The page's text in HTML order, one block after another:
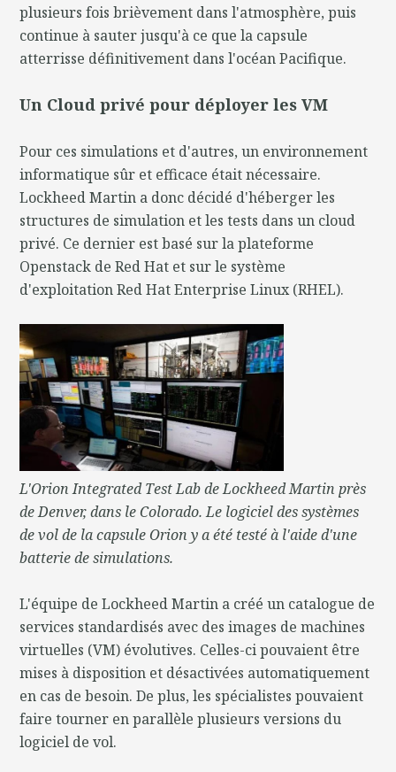
plusieurs fois brièvement dans l'atmosphère, puis
continue à sauter jusqu'à ce que la capsule
atterrisse définitivement dans l'océan Pacifique.
Un Cloud privé pour déployer les VM
Pour ces simulations et d'autres, un environnement
informatique sûr et efficace était nécessaire.
Lockheed Martin a donc décidé d'héberger les
structures de simulation et les tests dans un cloud
privé. Ce dernier est basé sur la plateforme
Openstack de Red Hat et sur le système
d'exploitation Red Hat Enterprise Linux (RHEL).
L'Orion Integrated Test Lab de Lockheed Martin près
de Denver, dans le Colorado. Le logiciel des systèmes
de vol de la capsule Orion y a été testé à l'aide d'une
batterie de simulations.
L'équipe de Lockheed Martin a créé un catalogue de
services standardisés avec des images de machines
virtuelles (VM) évolutives. Celles-ci pouvaient être
mises à disposition et désactivées automatiquement
en cas de besoin. De plus, les spécialistes pouvaient
faire tourner en parallèle plusieurs versions du
logiciel de vol.